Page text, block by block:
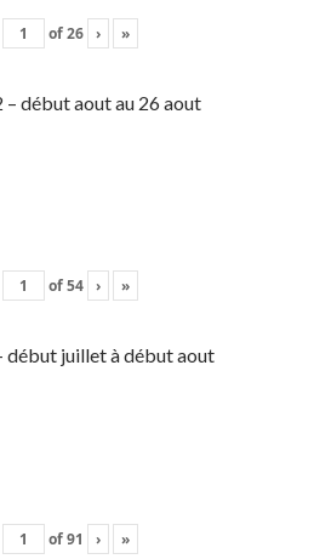
of26 › »
– début aout au 26 aout
of54 › »
début juillet à début aout
of91 › »